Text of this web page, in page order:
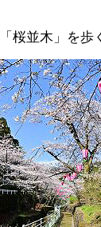
桜並木」を歩